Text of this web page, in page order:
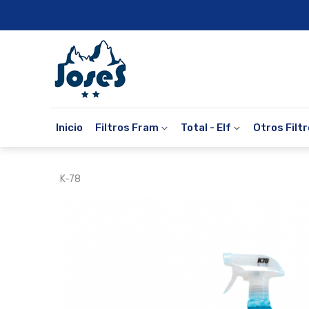
Inicio Filtros Fram Total - Elf Otros
K-78